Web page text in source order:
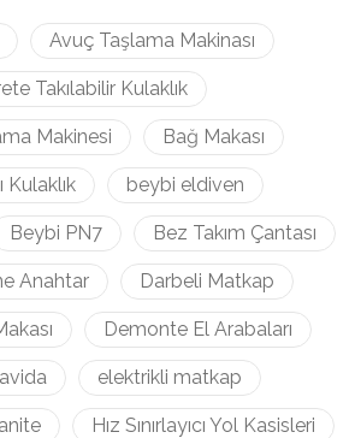
Avuç Taşlama Makinası
Takılabilir Kulaklık
Makinesi Bağ Makası
Kulaklık beybi eldiven
Beybi PN7 Bez Takım Çantası
Anahtar Darbeli Matkap
Demonte El Arabaları
elektrikli matkap
Hız Sınırlayıcı Yol Kasisleri